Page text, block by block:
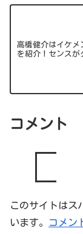
高橋健介はイケメ
を紹介！センスが
コメント
このサイトはス
います。
コメン